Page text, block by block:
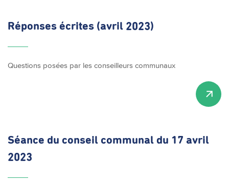
Réponses écrites (avril 2023)
Questions posées par les conseilleurs communaux
Séance du conseil communal du 17 avril
2023